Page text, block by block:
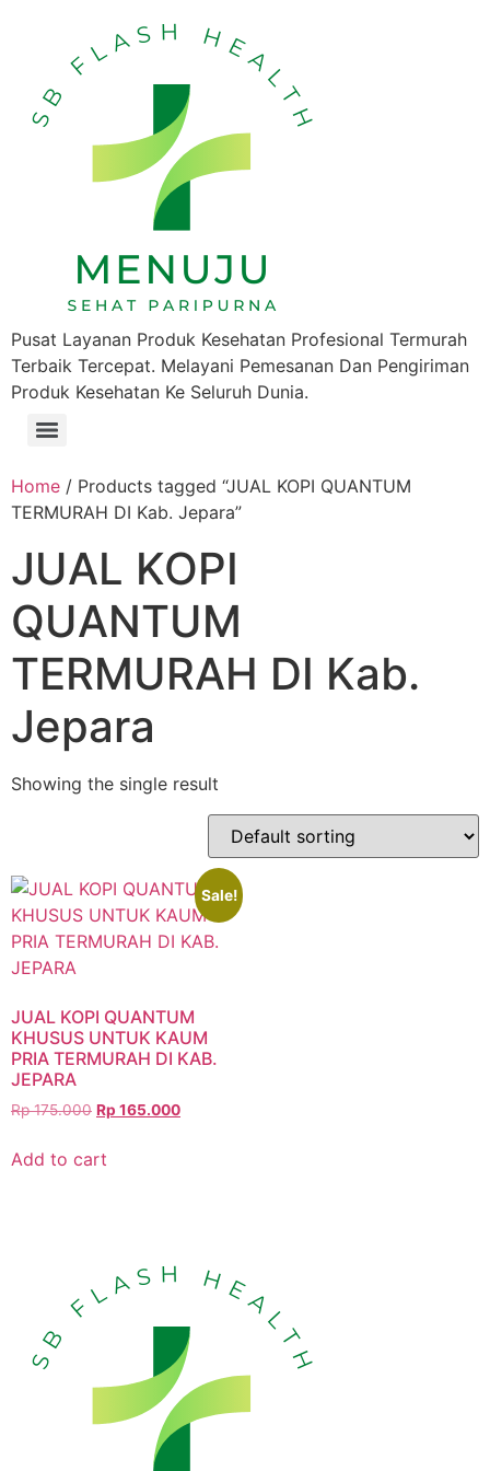
Pusat Layanan Produk Kesehatan Profesional Termurah
Terbaik Tercepat. Melayani Pemesanan Dan Pengiriman
Produk Kesehatan Ke Seluruh Dunia.
Home / Products tagged “JUAL KOPI QUANTUM
TERMURAH DI Kab. Jepara”
JUAL KOPI
QUANTUM
TERMURAH DI Kab.
Jepara
Showing the single result
Sale!
JUAL KOPI QUANTUM
KHUSUS UNTUK KAUM
PRIA TERMURAH DI KAB.
JEPARA
Rp175.000 Rp 165.000
Add to cart